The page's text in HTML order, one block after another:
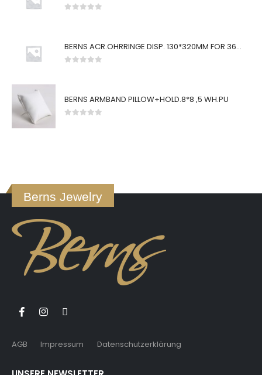
BERNS ACR.OHRRINGE DISP. 130*320MM FOR 36 PAIRS
BERNS ARMBAND PILLOW+HOLD.8*8 ,5 WH.PU
Berns Jewelry
AGB Impressum Datenschutzerklärung